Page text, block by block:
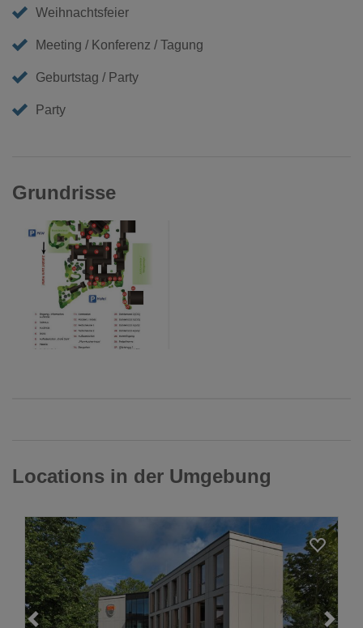
Weihnachtsfeier
Meeting / Konferenz / Tagung
Geburtstag / Party
Party
Grundrisse
Locations in der Umgebung